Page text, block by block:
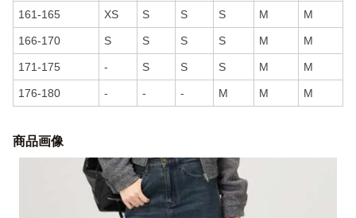
161-165 XS S S S M M
166-170 S S S S M M
171-175 - S S S M M
176-180 - - - M M M
商品画像